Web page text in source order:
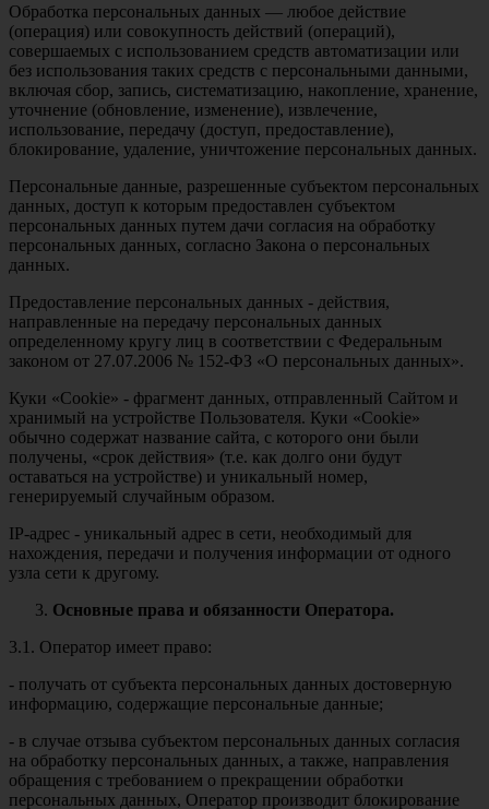
Обработка персональных данных — любое действие
(операция) или совокупность действий (операций),
совершаемых с использованием средств автоматизации или
без использования таких средств с персональными данными,
включая сбор, запись, систематизацию, накопление, хранение,
уточнение (обновление, изменение), извлечение,
использование, передачу (доступ, предоставление),
блокирование, удаление, уничтожение персональных данных.
Персональные данные, разрешенные субъектом персональных
данных, доступ к которым предоставлен субъектом
персональных данных путем дачи согласия на обработку
персональных данных, согласно Закона о персональных
данных.
Предоставление персональных данных - действия,
направленные на передачу персональных данных
определенному кругу лиц в соответствии с Федеральным
законом от 27.07.2006 № 152-ФЗ «О персональных данных».
Куки «Cookie» - фрагмент данных, отправленный Сайтом и
хранимый на устройстве Пользователя. Куки «Cookie»
обычно содержат название сайта, с которого они были
получены, «срок действия» (т.е. как долго они будут
оставаться на устройстве) и уникальный номер,
генерируемый случайным образом.
IP-адрес - уникальный адрес в сети, необходимый для
нахождения, передачи и получения информации от одного
узла сети к другому.
Основные права и обязанности Оператора.
3.1. Оператор имеет право:
- получать от субъекта персональных данных достоверную
информацию, содержащие персональные данные;
- в случае отзыва субъектом персональных данных согласия
на обработку персональных данных, а также, направления
обращения с требованием о прекращении обработки
персональных данных, Оператор производит блокирование